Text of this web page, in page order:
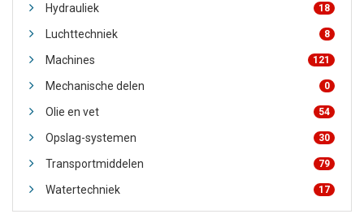
Hydrauliek 18
Luchttechniek 8
Machines 121
Mechanische delen 0
Olie en vet 54
Opslag-systemen 30
Transportmiddelen 79
Watertechniek 17